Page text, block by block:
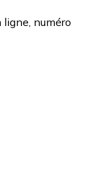
numéro